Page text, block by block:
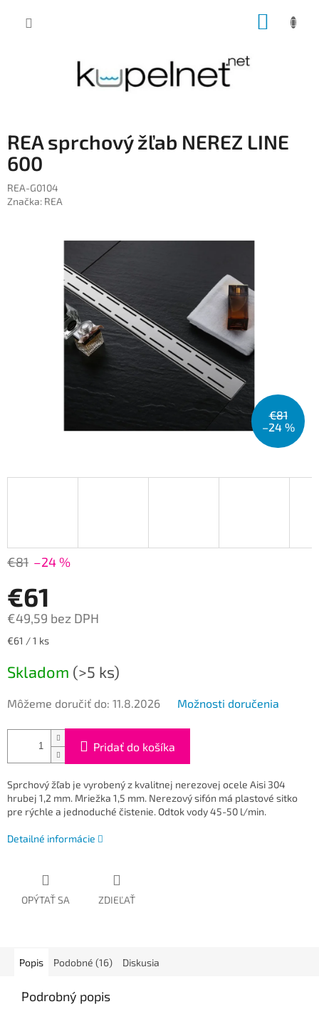
REA sprchový žľab NEREZ LINE
600
REA-G0104
Značka: REA
€81
–24 %
€81 –24 %
€61
€49,59 bez DPH
Jednotková
€61 / 1 ks
Skladom (>5 ks)
Môžeme doručiť do: 11.8.2026 Možnosti doručenia
Pridať do košíka
Sprchový žľab je vyrobený z kvalitnej nerezovej ocele Aisi 304
hrubej 1,2 mm. Mriežka 1,5 mm. Nerezový sifón má plastové sitko
pre rýchle a jednoduché čistenie. Odtok vody 45-50 l/min.
Detailné informácie
OPÝTAŤ SA ZDIEĽAŤ
Popis Podobné (16) Diskusia
Podrobný popis